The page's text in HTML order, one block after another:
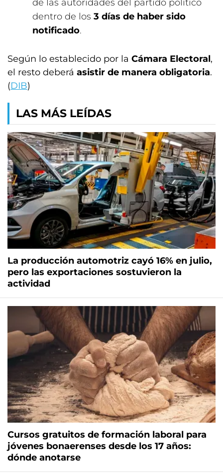
de las autoridades del partido político
dentro de los 3 días de haber sido
notificado.
Según lo establecido por la Cámara Electoral,
el resto deberá asistir de manera obligatoria.
(DIB)
LAS MÁS LEÍDAS
La producción automotriz cayó 16% en julio,
pero las exportaciones sostuvieron la
actividad
Cursos gratuitos de formación laboral para
jóvenes bonaerenses desde los 17 años:
dónde anotarse